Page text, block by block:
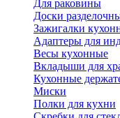
Для раковины
Доски
Зажигалки
Адаптеры для
Весы кухонные
Вкладыши для
Кухонные
Миски
Полки для кухни